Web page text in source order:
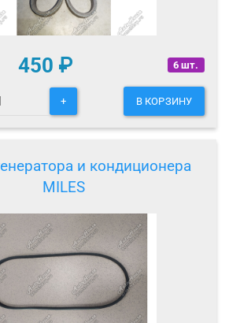
6 шт.
450 ₽
+ В КОРЗИНУ
и кондиционера
MILES